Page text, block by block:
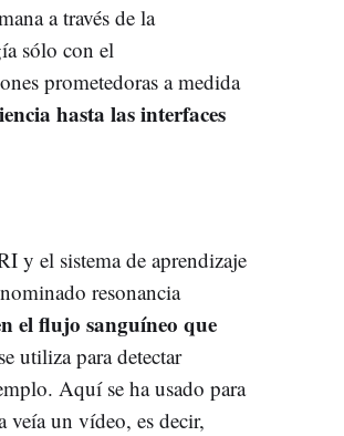
a través de la
sólo con el
prometedoras a medida
hasta las interfaces
y el sistema de aprendizaje
resonancia
el flujo sanguíneo que
utiliza para detectar
Aquí se ha usado para
veía un vídeo, es decir,